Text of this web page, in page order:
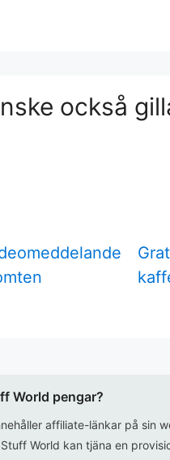
också
World pengar?
affiliate-länkar på sin
World kan tjäna en